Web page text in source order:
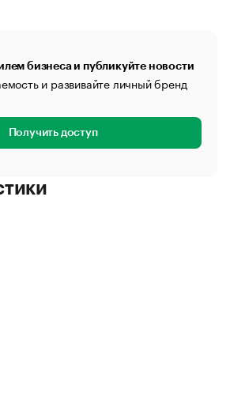
бизнеса и публикуйте новости
и развивайте личный бренд
Получить доступ